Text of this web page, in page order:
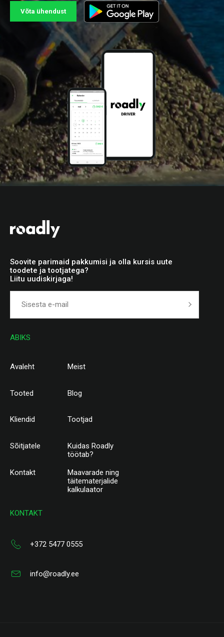
Võta ühendust
Soovite parimaid pakkumisi ja olla kursis uute
toodete ja tootjatega?
Liitu uudiskirjaga!
ABIKS
Avaleht Meist
Tooted Blog
Kliendid Tootjad
Sõitjatele
Kuidas Roadly
töötab?
Kontakt
Maavarade ning
täitematerjalide
kalkulaator
KONTAKT
+372 5477 0555
info@roadly.ee